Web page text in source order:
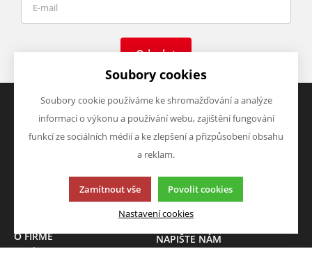
Odeslat
VŠE O NÁKUPU
Vrácení zboží
Zásady zpracování osobních
VÝHODY A SLEVY
Zboží v akci
Zboží výprodej
O FIRMĚ
O nás
NAPIŠTE NÁM
Soubory cookies
Soubory cookie používáme ke shromažďování a analýze
informací o výkonu a používání webu, zajištění fungování
funkcí ze sociálních médií a ke zlepšení a přizpůsobení obsahu
a reklam.
Zamítnout vše Povolit cookies
Nastavení cookies